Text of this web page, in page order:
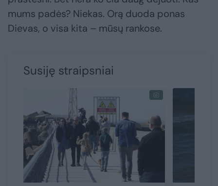
mums padės? Niekas. Orą duoda ponas
Dievas, o visa kita – mūsų rankose.
Susiję straipsniai